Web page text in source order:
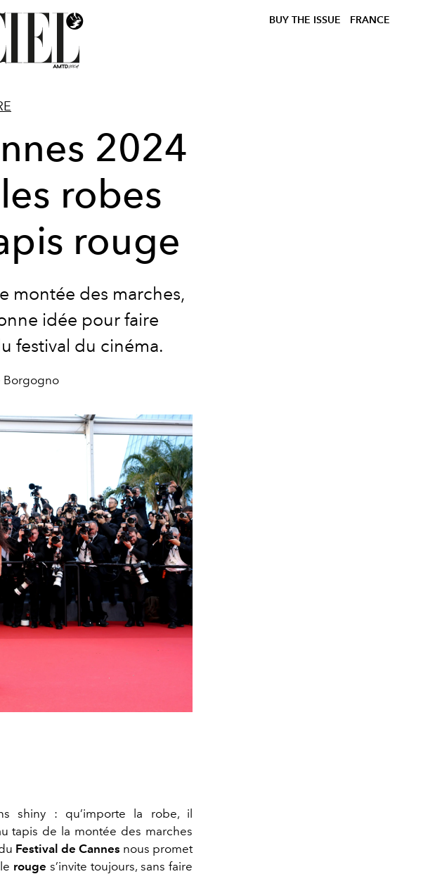
BUY THE ISSUE FRANCE
2024
robes
rouge
montée des marches,
idée pour faire
festival du cinéma.
Borgogno
shiny : qu’importe la robe, il
tapis de la montée des marches
Festival de Cannes nous promet
rouge s’invite toujours, sans faire